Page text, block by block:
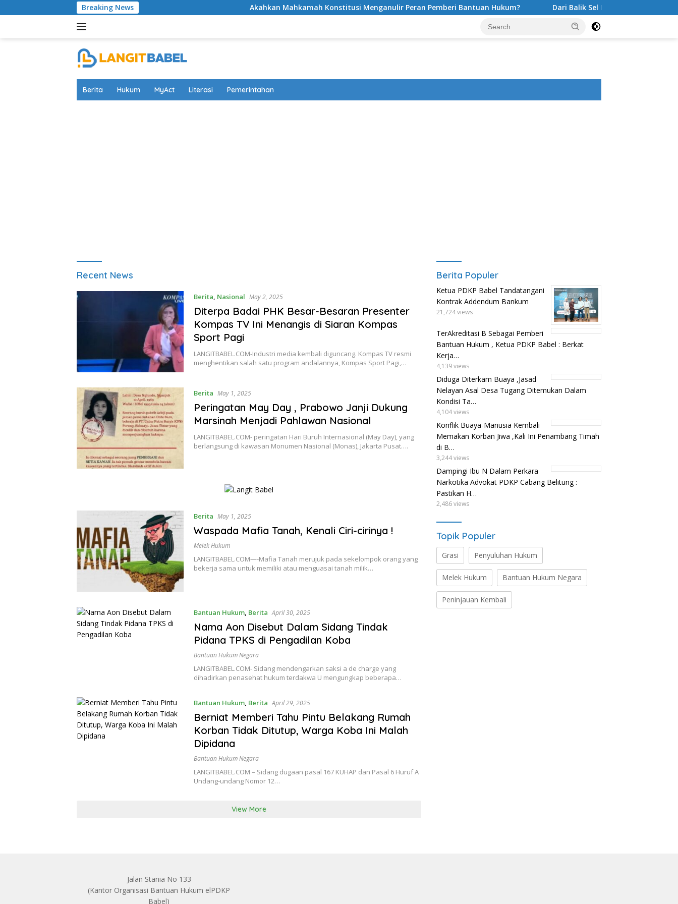
to
Breaking News Akahkan Mahkamah Konstitusi Menganulir Peran Pemberi Bantuan Hukum? Dari Balik Sel Penjara Perjuangan Alex
Berita Hukum MyAct Literasi Pemerintahan
Langitbabel
Recent News
Berita, Nasional May 2, 2025
Diterpa Badai PHK Besar-Besaran Presenter
Kompas TV Ini Menangis di Siaran Kompas
Sport Pagi
LANGITBABEL.COM-Industri media kembali diguncang. Kompas TV resmi
menghentikan salah satu program andalannya, Kompas Sport Pagi,…
Berita May 1, 2025
Peringatan May Day , Prabowo Janji Dukung
Marsinah Menjadi Pahlawan Nasional
LANGITBABEL.COM- peringatan Hari Buruh Internasional (May Day), yang
berlangsung di kawasan Monumen Nasional (Monas), Jakarta Pusat….
Berita May 1, 2025
Waspada Mafia Tanah, Kenali Ciri-cirinya !
Melek Hukum
LANGITBABEL.COM—-Mafia Tanah merujuk pada sekelompok orang yang
bekerja sama untuk memiliki atau menguasai tanah milik…
Bantuan Hukum, Berita April 30, 2025
Nama Aon Disebut Dalam Sidang Tindak
Pidana TPKS di Pengadilan Koba
Bantuan Hukum Negara
LANGITBABEL.COM- Sidang mendengarkan saksi a de charge yang
dihadirkan penasehat hukum terdakwa U mengungkap beberapa…
Bantuan Hukum, Berita April 29, 2025
Berniat Memberi Tahu Pintu Belakang Rumah
Korban Tidak Ditutup, Warga Koba Ini Malah
Dipidana
Bantuan Hukum Negara
LANGITBABEL.COM – Sidang dugaan pasal 167 KUHAP dan Pasal 6 Huruf A
Undang-undang Nomor 12…
View More
Berita Populer
Ketua PDKP Babel Tandatangani
Kontrak Addendum Bankum
21,724 views
TerAkreditasi B Sebagai Pemberi
Bantuan Hukum , Ketua PDKP Babel : Berkat
Kerja…
4,139 views
Diduga Diterkam Buaya ,Jasad
Nelayan Asal Desa Tugang Ditemukan Dalam
Kondisi Ta…
4,104 views
Konflik Buaya-Manusia Kembali
Memakan Korban Jiwa ,Kali Ini Penambang Timah
di B…
3,244 views
Dampingi Ibu N Dalam Perkara
Narkotika Advokat PDKP Cabang Belitung :
Pastikan H…
2,486 views
Topik Populer
Grasi Penyuluhan Hukum
Melek Hukum Bantuan Hukum Negara
Peninjauan Kembali
Jalan Stania No 133
(Kantor Organisasi Bantuan Hukum elPDKP
Babel)